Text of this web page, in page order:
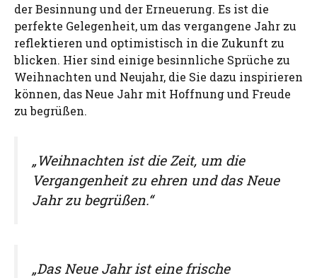
der Besinnung und der Erneuerung. Es ist die
perfekte Gelegenheit, um das vergangene Jahr zu
reflektieren und optimistisch in die Zukunft zu
blicken. Hier sind einige besinnliche Sprüche zu
Weihnachten und Neujahr, die Sie dazu inspirieren
können, das Neue Jahr mit Hoffnung und Freude
zu begrüßen.
„Weihnachten ist die Zeit, um die
Vergangenheit zu ehren und das Neue
Jahr zu begrüßen.“
„Das Neue Jahr ist eine frische